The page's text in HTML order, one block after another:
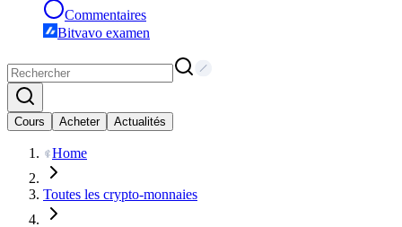
Commentaires
Bitvavo examen
Cours Acheter Actualités
Home
Toutes les crypto-monnaies